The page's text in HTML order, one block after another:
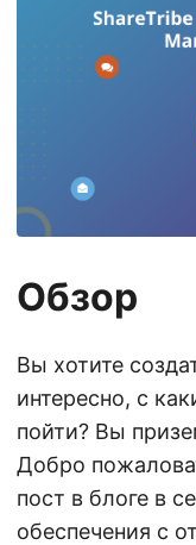
Обзор
Вы хотите
интересно, с
пойти? Вы
Добро
пост в блоге в
обеспечения с